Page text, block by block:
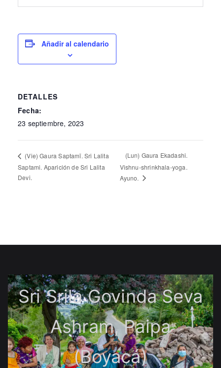
Añadir al calendario
DETALLES
Fecha:
23 septiembre, 2023
(Vie) Gaura Saptamī. Sri Lalita
Saptami. Aparición de Sri Lalita
Devi.
(Lun) Gaura Ekadashi.
Vishnu-shrinkhala-yoga.
Ayuno.
Sri Srila Govinda Seva
Ashram, Paipa
(Boyacá)